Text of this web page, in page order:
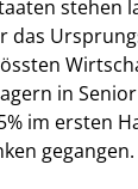
stehen
das
in
im ersten
gegangen.